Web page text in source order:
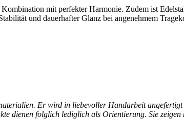
mit perfekter Harmonie. Zudem ist
und dauerhafter Glanz bei angenehmem
Er wird in liebevoller Handarbeit
dienen folglich lediglich als Orientierung. Sie